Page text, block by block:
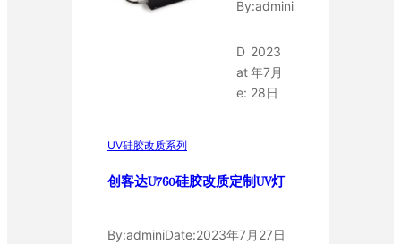
By:admini
D
at
e:
2023
年7月
28日
UV硅胶改质系列
创客达U760硅胶改质定制UV灯
By:adminiDate:2023年7月27日